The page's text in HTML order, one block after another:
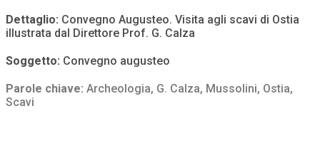
Dettaglio: Convegno Augusteo. Visita agli scavi di Ostia
illustrata dal Direttore Prof. G. Calza
Soggetto: Convegno augusteo
Parole chiave: Archeologia, G. Calza, Mussolini, Ostia,
Scavi